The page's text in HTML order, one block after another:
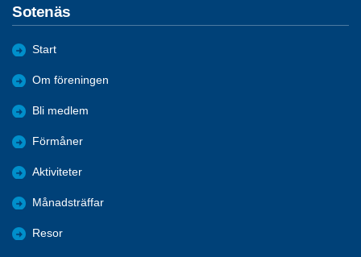
Sotenäs
Start
Om föreningen
Bli medlem
Förmåner
Aktiviteter
Månadsträffar
Resor